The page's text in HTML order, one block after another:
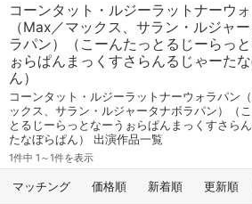
コーンタット・ルジーラットナーウ
（Max／マックス、サラン・ルジャ
ラパン）（こーんたっとるじーらっと
ぉらぱんまっくすさらんるじゃーた
ん）
コーンタット・ルジーラットナーウォラパン
ックス、サラン・ルジャータナボラパン）（
とるじーらっとなーうぉらぱんまっくすさら
たなぼらぱん） 出演作品一覧
1件中 1～1件を表示
マッチング 価格順 新着順 更新順